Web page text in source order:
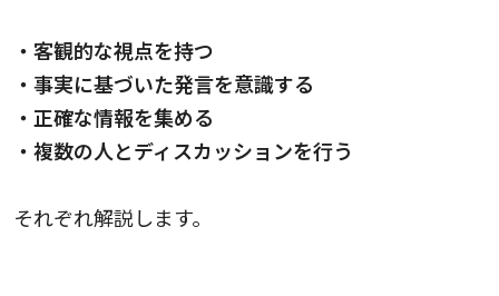
・客観的な視点を持つ
・事実に基づいた発言を意識する
・正確な情報を集める
・複数の人とディスカッションを行う
それぞれ解説します。